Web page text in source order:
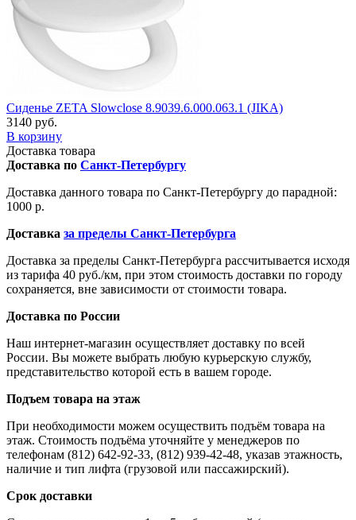
Сиденье ZETA Slowclose 8.9039.6.000.063.1 (JIKA)
3140 руб.
В корзину
Доставка товара
Доставка по Санкт-Петербургу
Доставка данного товара по Санкт-Петербургу до парадной:
1000 р.
Доставка за пределы Санкт-Петербурга
Доставка за пределы Санкт-Петербурга рассчитывается исходя
из тарифа 40 руб./км, при этом стоимость доставки по городу
сохраняется, вне зависимости от стоимости товара.
Доставка по России
Наш интернет-магазин осуществляет доставку по всей
России. Вы можете выбрать любую курьерскую службу,
представительство которой есть в вашем городе.
Подъем товара на этаж
При необходимости можем осуществить подъём товара на
этаж. Стоимость подъёма уточняйте у менеджеров по
телефонам (812) 642-92-33, (812) 939-42-48, указав этажность,
наличие и тип лифта (грузовой или пассажирский).
Срок доставки